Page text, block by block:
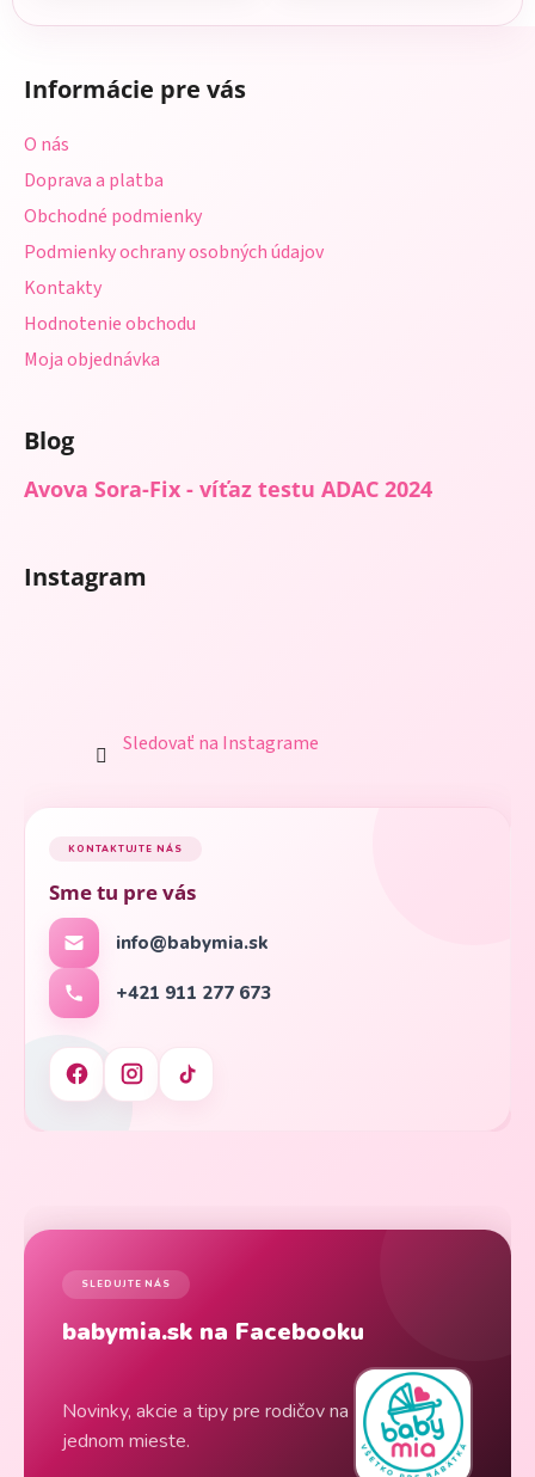
Informácie pre vás
O nás
Doprava a platba
Obchodné podmienky
Podmienky ochrany osobných údajov
Kontakty
Hodnotenie obchodu
Moja objednávka
Blog
Avova Sora-Fix - víťaz testu ADAC 2024
Instagram
Sledovať na Instagrame
KONTAKTUJTE NÁS
Sme tu pre vás
info@babymia.sk
+421 911 277 673
SLEDUJTE NÁS
babymia.sk na Facebooku
Novinky, akcie a tipy pre rodičov na
jednom mieste.